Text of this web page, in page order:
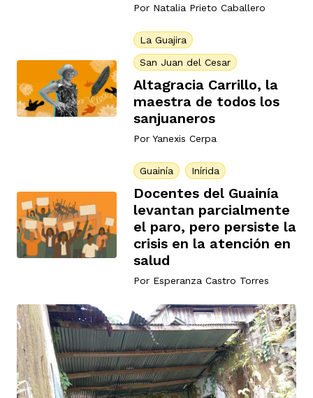
Por Natalia Prieto Caballero
La Guajira
San Juan del Cesar
Altagracia Carrillo, la
maestra de todos los
sanjuaneros
Por Yanexis Cerpa
Guainía Inírida
Docentes del Guainía
levantan parcialmente
el paro, pero persiste la
crisis en la atención en
salud
Por Esperanza Castro Torres
del Cesar